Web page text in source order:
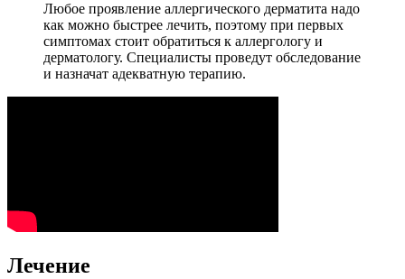
Любое проявление аллергического дерматита надо
как можно быстрее лечить, поэтому при первых
симптомах стоит обратиться к аллергологу и
дерматологу. Специалисты проведут обследование
и назначат адекватную терапию.
Лечение